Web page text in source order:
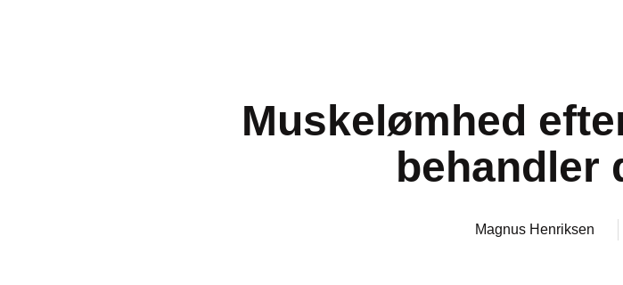
Muskelømhed
behandler
Magnus Henriksen